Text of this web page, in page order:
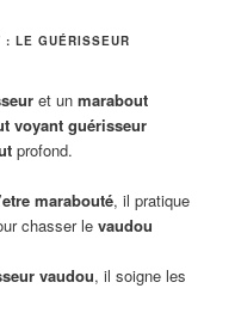
: LE GUÉRISSEUR
et unmarabout
voyant guérisseur
profond.
etre marabouté, il pratique
chasser le vaudou
vaudou, il soigne les